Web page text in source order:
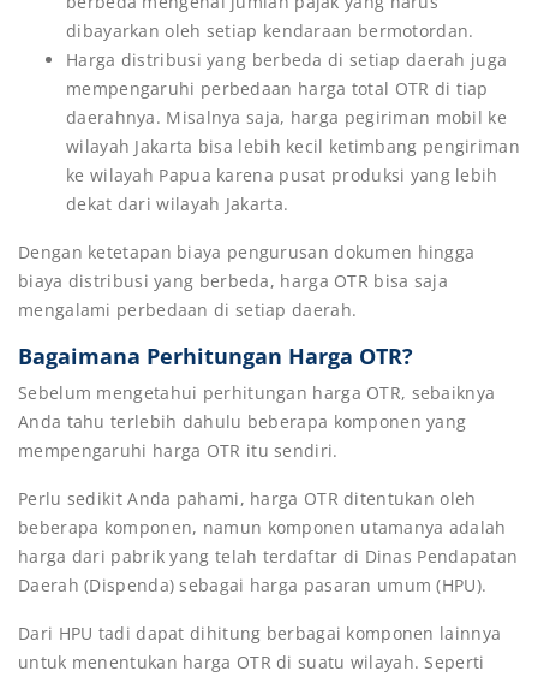
dibayarkan oleh setiap kendaraan bermotordan.
Harga distribusi yang berbeda di setiap daerah juga
mempengaruhi perbedaan harga total OTR di tiap
daerahnya. Misalnya saja, harga pegiriman mobil ke
wilayah Jakarta bisa lebih kecil ketimbang pengiriman
ke wilayah Papua karena pusat produksi yang lebih
dekat dari wilayah Jakarta.
Dengan ketetapan biaya pengurusan dokumen hingga
biaya distribusi yang berbeda, harga OTR bisa saja
mengalami perbedaan di setiap daerah.
Bagaimana Perhitungan Harga OTR?
Sebelum mengetahui perhitungan harga OTR, sebaiknya
Anda tahu terlebih dahulu beberapa komponen yang
mempengaruhi harga OTR itu sendiri.
Perlu sedikit Anda pahami, harga OTR ditentukan oleh
beberapa komponen, namun komponen utamanya adalah
harga dari pabrik yang telah terdaftar di Dinas Pendapatan
Daerah (Dispenda) sebagai harga pasaran umum (HPU).
Dari HPU tadi dapat dihitung berbagai komponen lainnya
untuk menentukan harga OTR di suatu wilayah. Seperti